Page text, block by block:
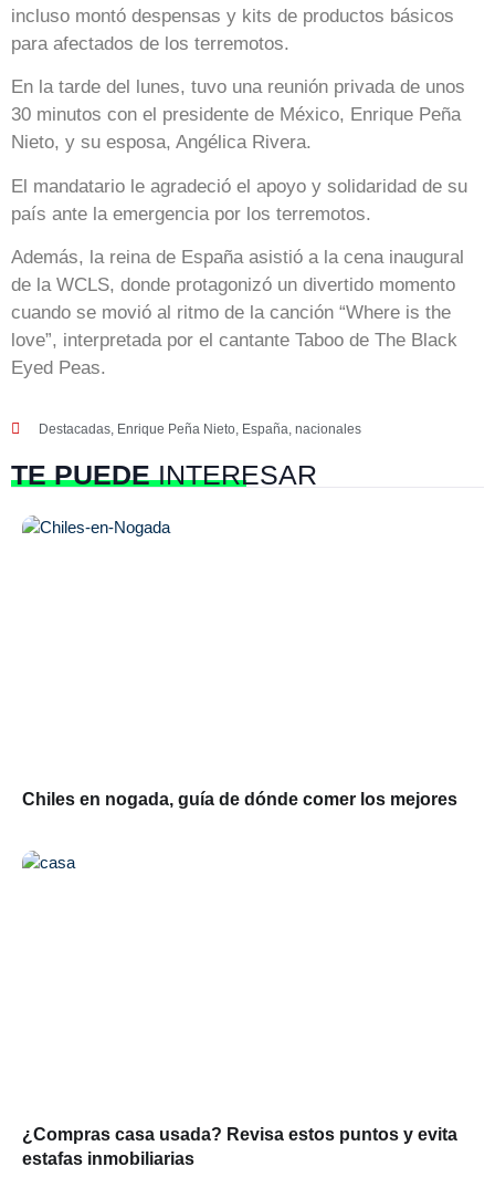
incluso montó despensas y kits de productos básicos
para afectados de los terremotos.
En la tarde del lunes, tuvo una reunión privada de unos
30 minutos con el presidente de México, Enrique Peña
Nieto, y su esposa, Angélica Rivera.
El mandatario le agradeció el apoyo y solidaridad de su
país ante la emergencia por los terremotos.
Además, la reina de España asistió a la cena inaugural
de la WCLS, donde protagonizó un divertido momento
cuando se movió al ritmo de la canción “Where is the
love”, interpretada por el cantante Taboo de The Black
Eyed Peas.
Destacadas, Enrique Peña Nieto, España, nacionales
TE PUEDEINTERESAR
Chiles en nogada, guía de dónde comer los mejores
¿Compras casa usada? Revisa estos puntos y evita
estafas inmobiliarias